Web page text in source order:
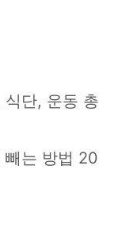
식단, 운동 총
빼는 방법 20